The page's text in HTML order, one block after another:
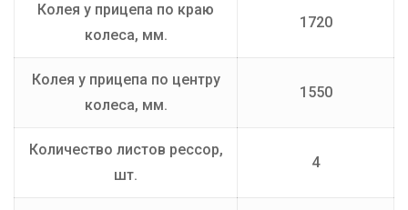
Колея у прицепа по краю
колеса, мм.
1720
Колея у прицепа по центру
колеса, мм.
1550
Количество листов рессор,
шт.
4